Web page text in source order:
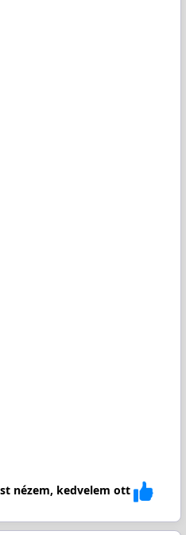
nézem, kedvelem ott